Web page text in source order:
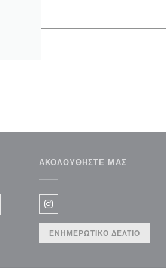
ΑΚΟΛΟΥΘΉΣΤΕ ΜΑΣ
Instagram ((ανοίγει σε νέο
ΕΝΗΜΕΡΩΤΙΚΌ ΔΕΛΤΊΟ